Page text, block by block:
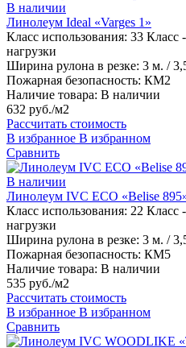
В наличии
Линолеум Ideal «Varges 1»
Класс использования: 33 Класс
нагрузки
Ширина рулона в резке: 3 м. /
Пожарная безопасность: КМ2
Наличие товара: В наличии
632 руб./м2
Рассчитать стоимость
В избранное В избранном
Сравнить
В наличии
Линолеум IVC ECO «Belise
Класс использования: 22 Класс
нагрузки
Ширина рулона в резке: 3 м. /
Пожарная безопасность: КМ5
Наличие товара: В наличии
535 руб./м2
Рассчитать стоимость
В избранное В избранном
Сравнить